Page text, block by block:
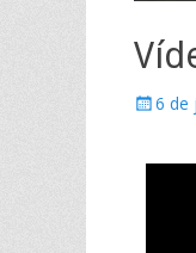
6 de